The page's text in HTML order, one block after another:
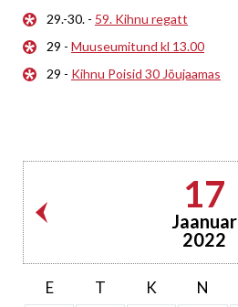
29.-30. - 59. Kihnu regatt
29 - Muuseumitund kl 13.00
29 - Kihnu Poisid 30 Jõujaamas
17
Jaanuar
2022
E T K N